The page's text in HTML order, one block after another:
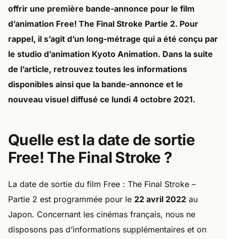
offrir une première bande-annonce pour le film
d’animation Free! The Final Stroke Partie 2. Pour
rappel, il s’agit d’un long-métrage qui a été conçu par
le studio d’animation Kyoto Animation. Dans la suite
de l’article, retrouvez toutes les informations
disponibles ainsi que la bande-annonce et le
nouveau visuel diffusé ce lundi 4 octobre 2021.
Quelle est la date de sortie
Free! The Final Stroke ?
La date de sortie du film Free : The Final Stroke –
Partie 2 est programmée pour le 22 avril 2022 au
Japon. Concernant les cinémas français, nous ne
disposons pas d’informations supplémentaires et on